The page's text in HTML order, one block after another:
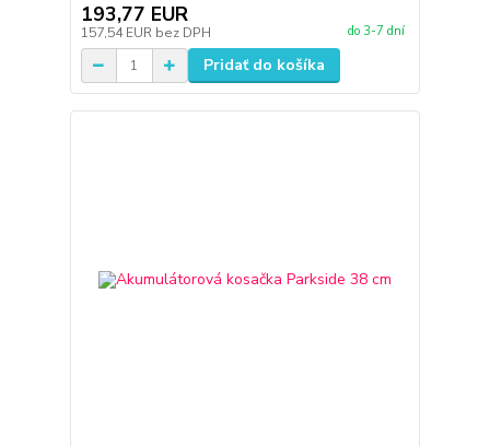
193,77 EUR
157,54 EUR bez DPH do 3-7 dní
Pridať do košíka